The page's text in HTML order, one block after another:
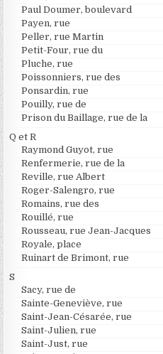
Paul Doumer, boulevard
Payen, rue
Peller, rue Martin
Petit-Four, rue du
Pluche, rue
Poissonniers, rue des
Ponsardin, rue
Pouilly, rue de
Prison du Baillage, rue de la
Q et R
Raymond Guyot, rue
Renfermerie, rue de la
Reville, rue Albert
Roger-Salengro, rue
Romains, rue des
Rouillé, rue
Rousseau, rue Jean-Jacques
Royale, place
Ruinart de Brimont, rue
S
Sacy, rue de
Sainte-Geneviève, rue
Saint-Jean-Césarée, rue
Saint-Julien, rue
Saint-Just, rue